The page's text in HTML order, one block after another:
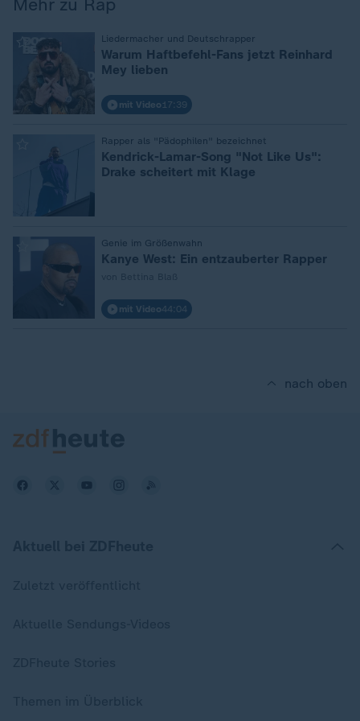
Mehr zu Rap
Liedermacher und Deutschrapper
Warum Haftbefehl-Fans jetzt Reinhard
Mey lieben
mit Video 17:39
Rapper als "Pädophilen" bezeichnet
Kendrick-Lamar-Song "Not Like Us":
Drake scheitert mit Klage
Genie im Größenwahn
Kanye West: Ein entzauberter Rapper
mit Video44:04
nach oben